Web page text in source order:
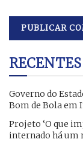
RECENTES
Governo do
Bom de Bola
Projeto ‘O que
internado há um